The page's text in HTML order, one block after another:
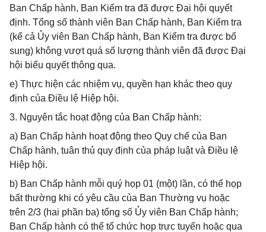
Ban Chấp hành, Ban Kiểm tra đã được Đại hội quyết
định. Tổng số thành viên Ban Chấp hành, Ban Kiểm tra
(kể cả Ủy viên Ban Chấp hành, Ban Kiểm tra được bổ
sung) không vượt quá số lượng thành viên đã được Đại
hội biểu quyết thông qua.
e) Thực hiện các nhiệm vụ, quyền hạn khác theo quy
định của Điều lệ Hiệp hội.
3. Nguyên tắc hoạt động của Ban Chấp hành:
a) Ban Chấp hành hoạt động theo Quy chế của Ban
Chấp hành, tuân thủ quy định của pháp luật và Điều lệ
Hiệp hội.
b) Ban Chấp hành mỗi quý họp 01 (một) lần, có thể họp
bất thường khi có yêu cầu của Ban Thường vụ hoặc
trên 2/3 (hai phần ba) tổng số Ủy viên Ban Chấp hành;
Ban Chấp hành có thể tổ chức họp trực tuyến hoặc qua